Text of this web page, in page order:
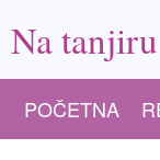
Na
POČETNA